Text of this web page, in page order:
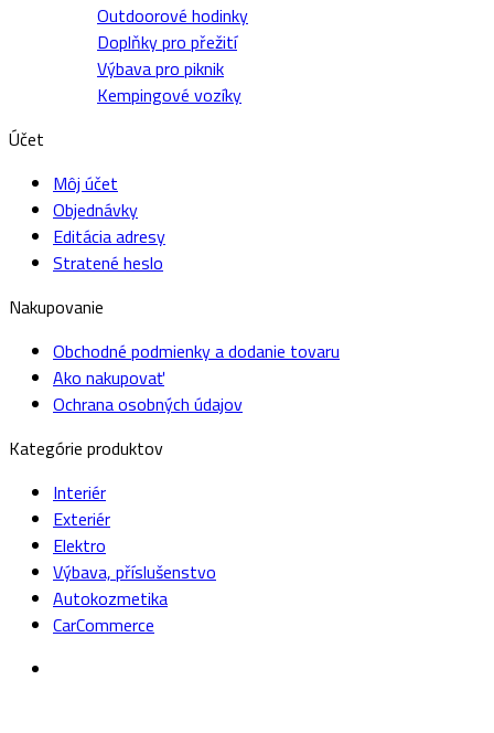
Outdoorové hodinky
Doplňky pro přežití
Výbava pro piknik
Kempingové vozíky
Účet
Môj účet
Objednávky
Editácia adresy
Stratené heslo
Nakupovanie
Obchodné podmienky a dodanie tovaru
Ako nakupovať
Ochrana osobných údajov
Kategórie produktov
Interiér
Exteriér
Elektro
Výbava, příslušenstvo
Autokozmetika
CarCommerce